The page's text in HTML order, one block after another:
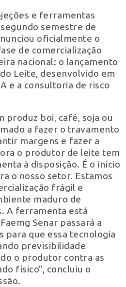
e ferramentas
semestre de
oficialmente o
de comercialização
nacional: o lançamento
Leite, desenvolvido em
e a consultoria de risco
produz boi, café, soja ou
a fazer o travamento
margens e fazer a
o produtor de leite tem
à disposição. É o início
o nosso setor. Estamos
frágil e
maduro de
A ferramenta está
Senar passará a
para que essa tecnologia
previsibilidade
o produtor contra as
físico", concluiu o